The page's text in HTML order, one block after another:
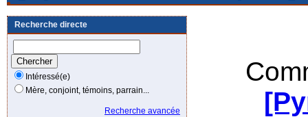
Recherche directe
Intéressé(e)
Mère, conjoint, témoins, parrain...
Recherche avancée